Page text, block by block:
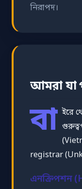
নিরাপদ।
আমরা যা
বা ইরে
registrar
এনক্রিপশন